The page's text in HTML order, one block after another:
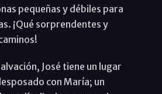
pequeñas y débiles para
¡Qué sorprendentes y
José tiene un lugar
con María; un